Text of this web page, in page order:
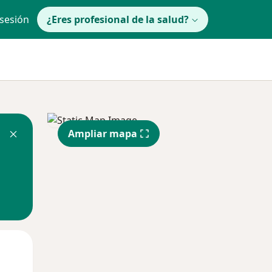
¿Eres profesional de la salud?
Ampliar mapa